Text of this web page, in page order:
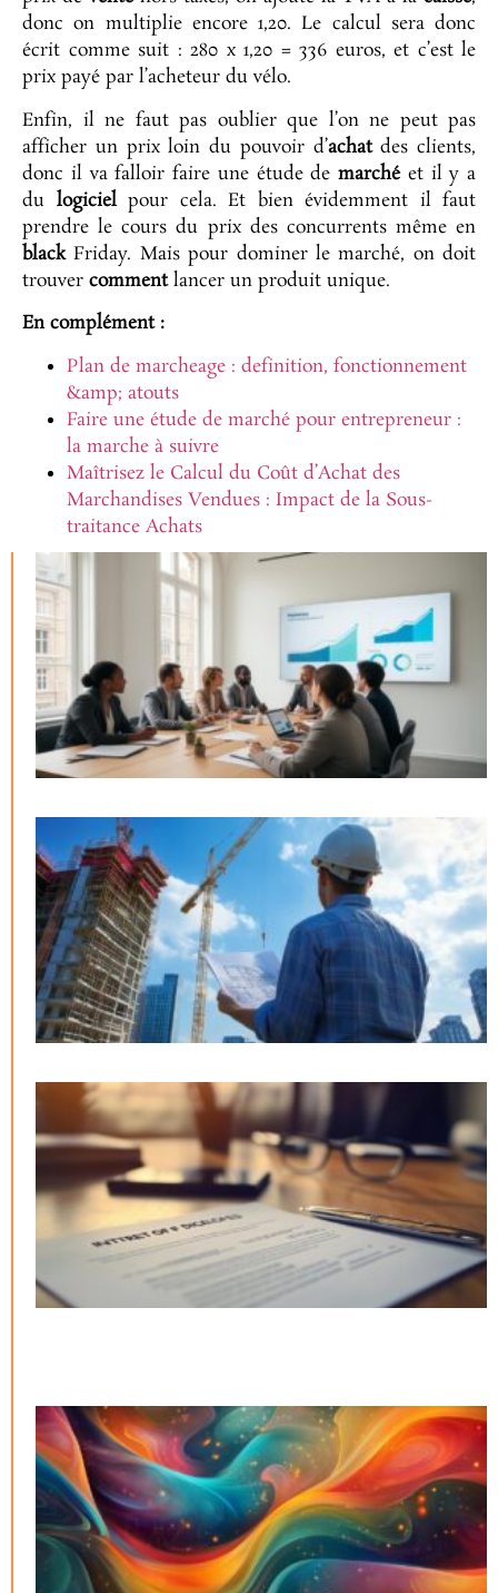
donc on multiplie encore 1,20. Le calcul sera donc
écrit comme suit : 280 x 1,20 = 336 euros, et c’est le
prix payé par l’acheteur du vélo.
Enfin, il ne faut pas oublier que l’on ne peut pas
afficher un prix loin du pouvoir d’achatdes clients,
donc il va falloir faire une étude de marché et il y a
du logiciel pour cela. Et bien évidemment il faut
prendre le cours du prix des concurrents même en
blackFriday. Mais pour dominer le marché, on doit
trouver commentlancer un produit unique.
En complément :
Plan de marcheage : definition, fonctionnement
&amp; atouts
Faire une étude de marché pour entrepreneur :
la marche à suivre
Maîtrisez le Calcul du Coût d’Achat des
Marchandises Vendues : Impact de la Sous-
traitance Achats